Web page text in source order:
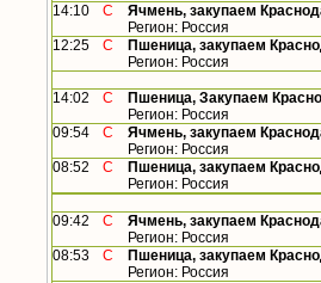
14:10 С
Ячмень, закупаем
Регион: Россия
12:25
С
Пшеница, закупаем
Регион: Россия
14:02 С
Пшеница, Закупаем
Регион: Россия
09:54
С
Ячмень, закупаем
Регион: Россия
08:52
С
Пшеница, закупаем
Регион: Россия
09:42 С
Ячмень, закупаем
Регион: Россия
08:53
С
Пшеница, закупаем
Регион: Россия